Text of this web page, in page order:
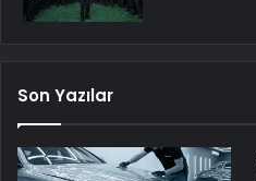
Son Yazılar